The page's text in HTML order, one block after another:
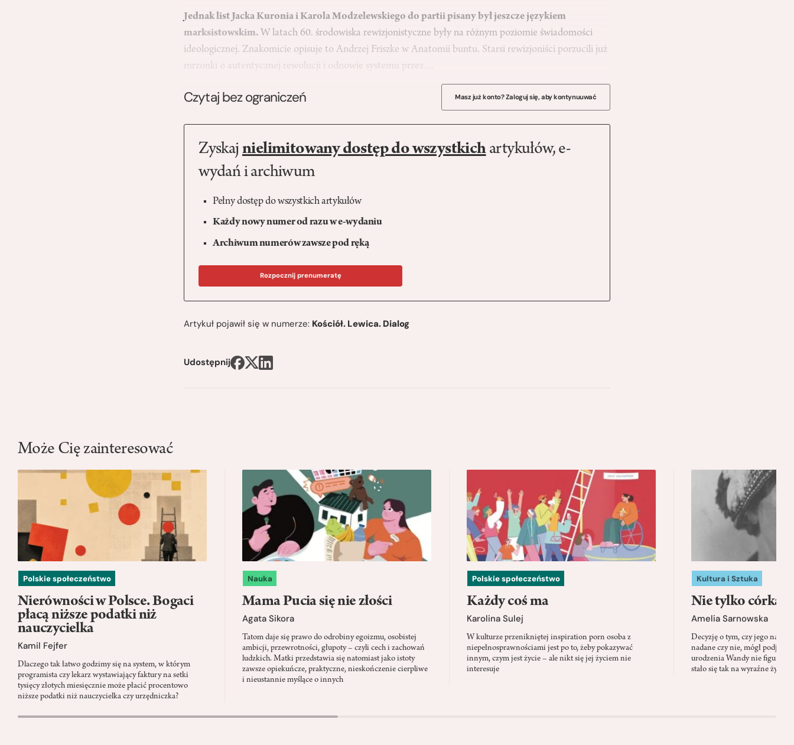
Jednak list Jacka Kuronia i Karola Modzelewskiego do partii pisany był jeszcze językiem
marksistowskim. W latach 60. środowiska rewizjonistyczne były na różnym poziomie świadomości
ideologicznej. Znakomicie opisuje to Andrzej Friszke w Anatomii buntu. Starsi rewizjoniści porzucili już
mrzonki o autentycznej rewolucji i odnowie systemu przez…
Czytaj bez ograniczeń Masz już konto? Zaloguj się, aby kontynuuwać
Zyskaj nielimitowany dostęp do wszystkichartykułów, e-
wydań i archiwum
Pełny dostęp do wszystkich artykułów
Każdy nowy numer od razu w e-wydaniu
Archiwum numerów zawsze pod ręką
Rozpocznij prenumeratę
Artykuł pojawił się w numerze: Kościół. Lewica. Dialog
Udostępnij
Może Cię zainteresować
Polskie społeczeństwo
Nierówności w Polsce. Bogaci
płacą niższe podatki niż
nauczycielka
Kamil Fejfer
Dlaczego tak łatwo godzimy się na system, w którym
programista czy lekarz wystawiający faktury na setki
tysięcy złotych miesięcznie może płacić procentowo
niższe podatki niż nauczycielka czy urzędniczka?
Nauka
Mama Pucia się nie złości
Agata Sikora
Tatom daje się prawo do odrobiny egoizmu, osobistej
ambicji, przewrotności, głupoty – czyli cech i zachowań
ludzkich. Matki przedstawia się natomiast jako istoty
zawsze opiekuńcze, praktyczne, nieskończenie cierpliwe
i nieustannie myślące o innych
Polskie społeczeństwo
Każdy coś ma
Karolina Sulej
W kulturze przenikniętej inspiration porn osoba z
niepełnosprawnościami jest po to, żeby pokazywać
innym, czym jest życie – ale nikt się jej życiem nie
interesuje
Kultura i Sztuka
Nie tylko córka
Amelia Sarnowska
Decyzję o tym, czy jego
nadane czy nie, mógł podjąć
urodzenia Wandy nie figuruje
stało się tak na wyraźne